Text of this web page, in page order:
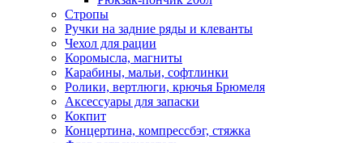
Стропы
Ручки на задние ряды и клеванты
Чехол для рации
Коромысла, магниты
Карабины, мальи, софтлинки
Ролики, вертлюги, крючья Брюмеля
Аксессуары для запаски
Кокпит
Концертина, компрессбэг, стяжка